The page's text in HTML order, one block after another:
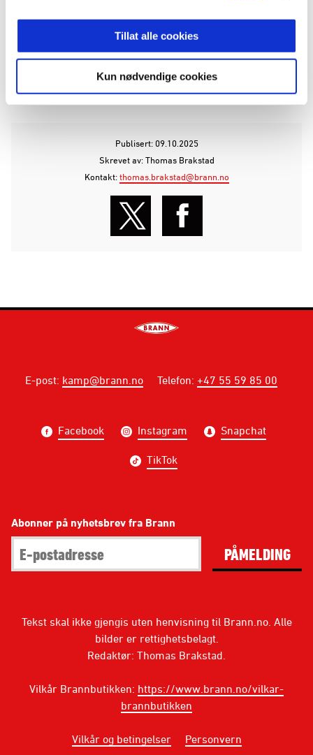
Tillat alle cookies
Kun nødvendige cookies
1–1: Karl Erik Haugland
2–1: Nikolai Kalvik Hosøy
ANNONSE FRA ELITESERIEN:
Publisert: 09.10.2025
Skrevet av: Thomas Brakstad
Kontakt:thomas.brakstad@brann.no
E-post: kamp@brann.no Telefon: +47 55 59 85 00
Facebook Instagram Snapchat
TikTok
Abonner på nyhetsbrev fra Brann
PÅMELDING
Tekst skal ikke gjengis uten henvisning til Brann.no. Alle
bilder er rettighetsbelagt.
Redaktør: Thomas Brakstad.
Vilkår Brannbutikken: https://www.brann.no/vilkar-
brannbutikken
Vilkår og betingelser Personvern